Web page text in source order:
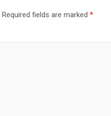
Required fields are marked *